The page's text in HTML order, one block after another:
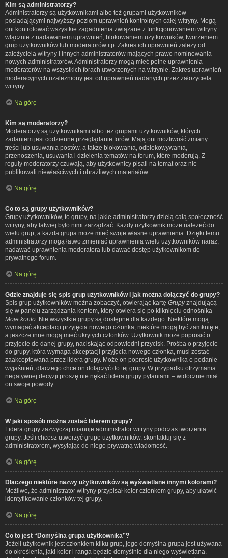
Kim są administratorzy?
Administratorzy są użytkownikami albo też grupami użytkowników
posiadającymi najwyższy poziom uprawnień kontrolnych całej witryny. Mogą
oni kontrolować wszystkie zagadnienia związane z funkcjonowaniem witryny
włącznie z nadawaniem uprawnień, blokowaniem użytkowników, tworzeniem
grup użytkowników lub moderatorów itp. Zakres ich uprawnień zależy od
założyciela witryny i innych administratorów mających prawo nominowania
nowych administratorów. Administratorzy mogą mieć pełne uprawnienia
moderatorów na wszystkich forach utworzonych na witrynie. Zakres uprawnień
moderacyjnych uzależniony jest od uprawnień nadanych przez założyciela
witryny.
Na górę
Kim są moderatorzy?
Moderatorzy są użytkownikami albo też grupami użytkowników, których
zadaniem jest codzienne przeglądanie forów. Mają oni możliwość zmiany
treści lub usuwania postów, a także blokowania, odblokowywania,
przenoszenia, usuwania i dzielenia tematów na forum, które moderują. Z
reguły moderatorzy czuwają, aby użytkownicy pisali na temat oraz nie
publikowali niewłaściwych i obraźliwych materiałów.
Na górę
Co to są grupy użytkowników?
Grupy użytkowników, to grupy, na jakie administratorzy dzielą całą społeczność
witryny, aby łatwiej było nimi zarządzać. Każdy użytkownik może należeć do
wielu grup, a każda grupa może mieć swoje własne uprawnienia. Dzięki temu
administratorzy mogą łatwo zmieniać uprawnienia wielu użytkowników naraz,
nadawać uprawnienia moderatora lub dawać dostęp użytkownikom do
prywatnego forum.
Na górę
Gdzie znajduje się spis grup użytkowników i jak można dołączyć do grupy?
Spis grup użytkowników można zobaczyć, otwierając kartę Grupyznajdującą
się w panelu zarządzania kontem, który otwiera się po kliknięciu odnośnika
Moje konto . Nie wszystkie grupy są dostępne dla każdego. Niektóre mogą
wymagać akceptacji przyjęcia nowego członka, niektóre mogą być zamknięte,
a jeszcze inne mogą mieć ukrytych członków. Użytkownik może poprosić o
przyjęcie do danej grupy, naciskając odpowiedni przycisk. Prośba o przyjęcie
do grupy, która wymaga akceptacji przyjęcia nowego członka, musi zostać
zaakceptowana przez lidera grupy. Może on poprosić użytkownika o podanie
wyjaśnień, dlaczego chce on dołączyć do tej grupy. W przypadku otrzymania
negatywnej decyzji proszę nie nękać lidera grupy pytaniami – widocznie miał
on swoje powody.
Na górę
W jaki sposób można zostać liderem grupy?
Lidera grupy zazwyczaj mianuje administrator witryny podczas tworzenia
grupy. Jeśli chcesz utworzyć grupę użytkowników, skontaktuj się z
administratorem, wysyłając do niego prywatną wiadomość.
Na górę
Dlaczego niektóre nazwy użytkowników są wyświetlane innymi kolorami?
Możliwe, że administrator witryny przypisał kolor członkom grupy, aby ułatwić
identyfikowanie członków tej grupy.
Na górę
Co to jest “Domyślna grupa użytkownika”?
Jeżeli użytkownik jest członkiem kilku grup, jego domyślna grupa jest używana
do określenia, jaki kolor i ranga będzie domyślnie dla niego wyświetlana.